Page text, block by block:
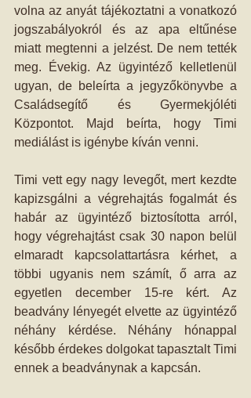
volna az anyát tájékoztatni a vonatkozó
jogszabályokról és az apa eltűnése
miatt megtenni a jelzést. De nem tették
meg. Évekig. Az ügyintéző kelletlenül
ugyan, de beleírta a jegyzőkönyvbe a
Családsegítő és Gyermekjóléti
Központot. Majd beírta, hogy Timi
mediálást is igénybe kíván venni.
Timi vett egy nagy levegőt, mert kezdte
kapizsgálni a végrehajtás fogalmát és
habár az ügyintéző biztosította arról,
hogy végrehajtást csak 30 napon belül
elmaradt kapcsolattartásra kérhet, a
többi ugyanis nem számít, ő arra az
egyetlen december 15-re kért. Az
beadvány lényegét elvette az ügyintéző
néhány kérdése. Néhány hónappal
később érdekes dolgokat tapasztalt Timi
ennek a beadványnak a kapcsán.